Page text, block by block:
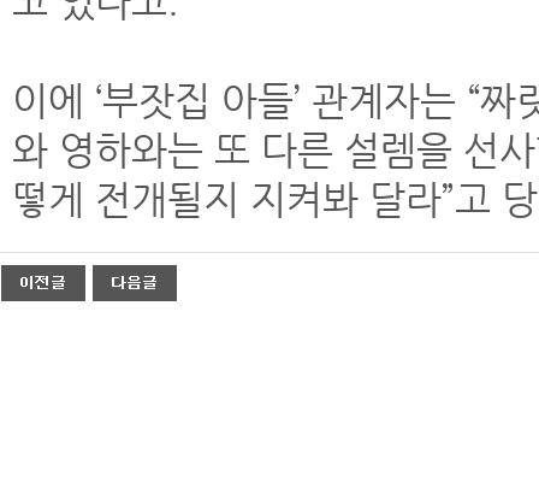
이에 ‘부잣집 아들’ 관계자는 “
와 영하와는 또 다른 설렘을 선
떻게 전개될지 지켜봐 달라”고